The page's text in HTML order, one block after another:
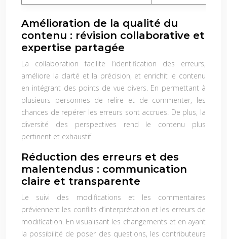
Amélioration de la qualité du
contenu : révision collaborative et
expertise partagée
La collaboration facilite l’identification des erreurs,
améliore la clarté et la précision, et enrichit le contenu
en intégrant des points de vue divers. En permettant à
plusieurs personnes de relire et de commenter, les
chances de repérer les erreurs sont accrues. De plus, la
diversité des perspectives rend le contenu plus
pertinent et exhaustif.
Réduction des erreurs et des
malentendus : communication
claire et transparente
Le suivi des modifications et les commentaires
préviennent les conflits d’interprétation et les erreurs de
modification. En visualisant les changements et en ayant
la possibilité de poser des questions, les contributeurs